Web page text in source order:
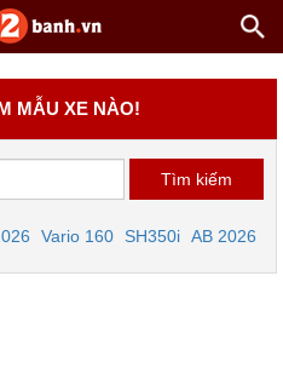
MẪU XE NÀO!
Vario 160 SH350i AB 2026